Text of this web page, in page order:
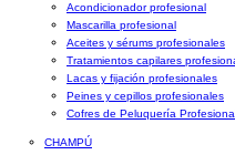
Acondicionador profesional
Mascarilla profesional
Aceites y sérums profesionales
Tratamientos capilares
Lacas y fijación profesionales
Peines y cepillos profesionales
Cofres de Peluquería
CHAMPÚ